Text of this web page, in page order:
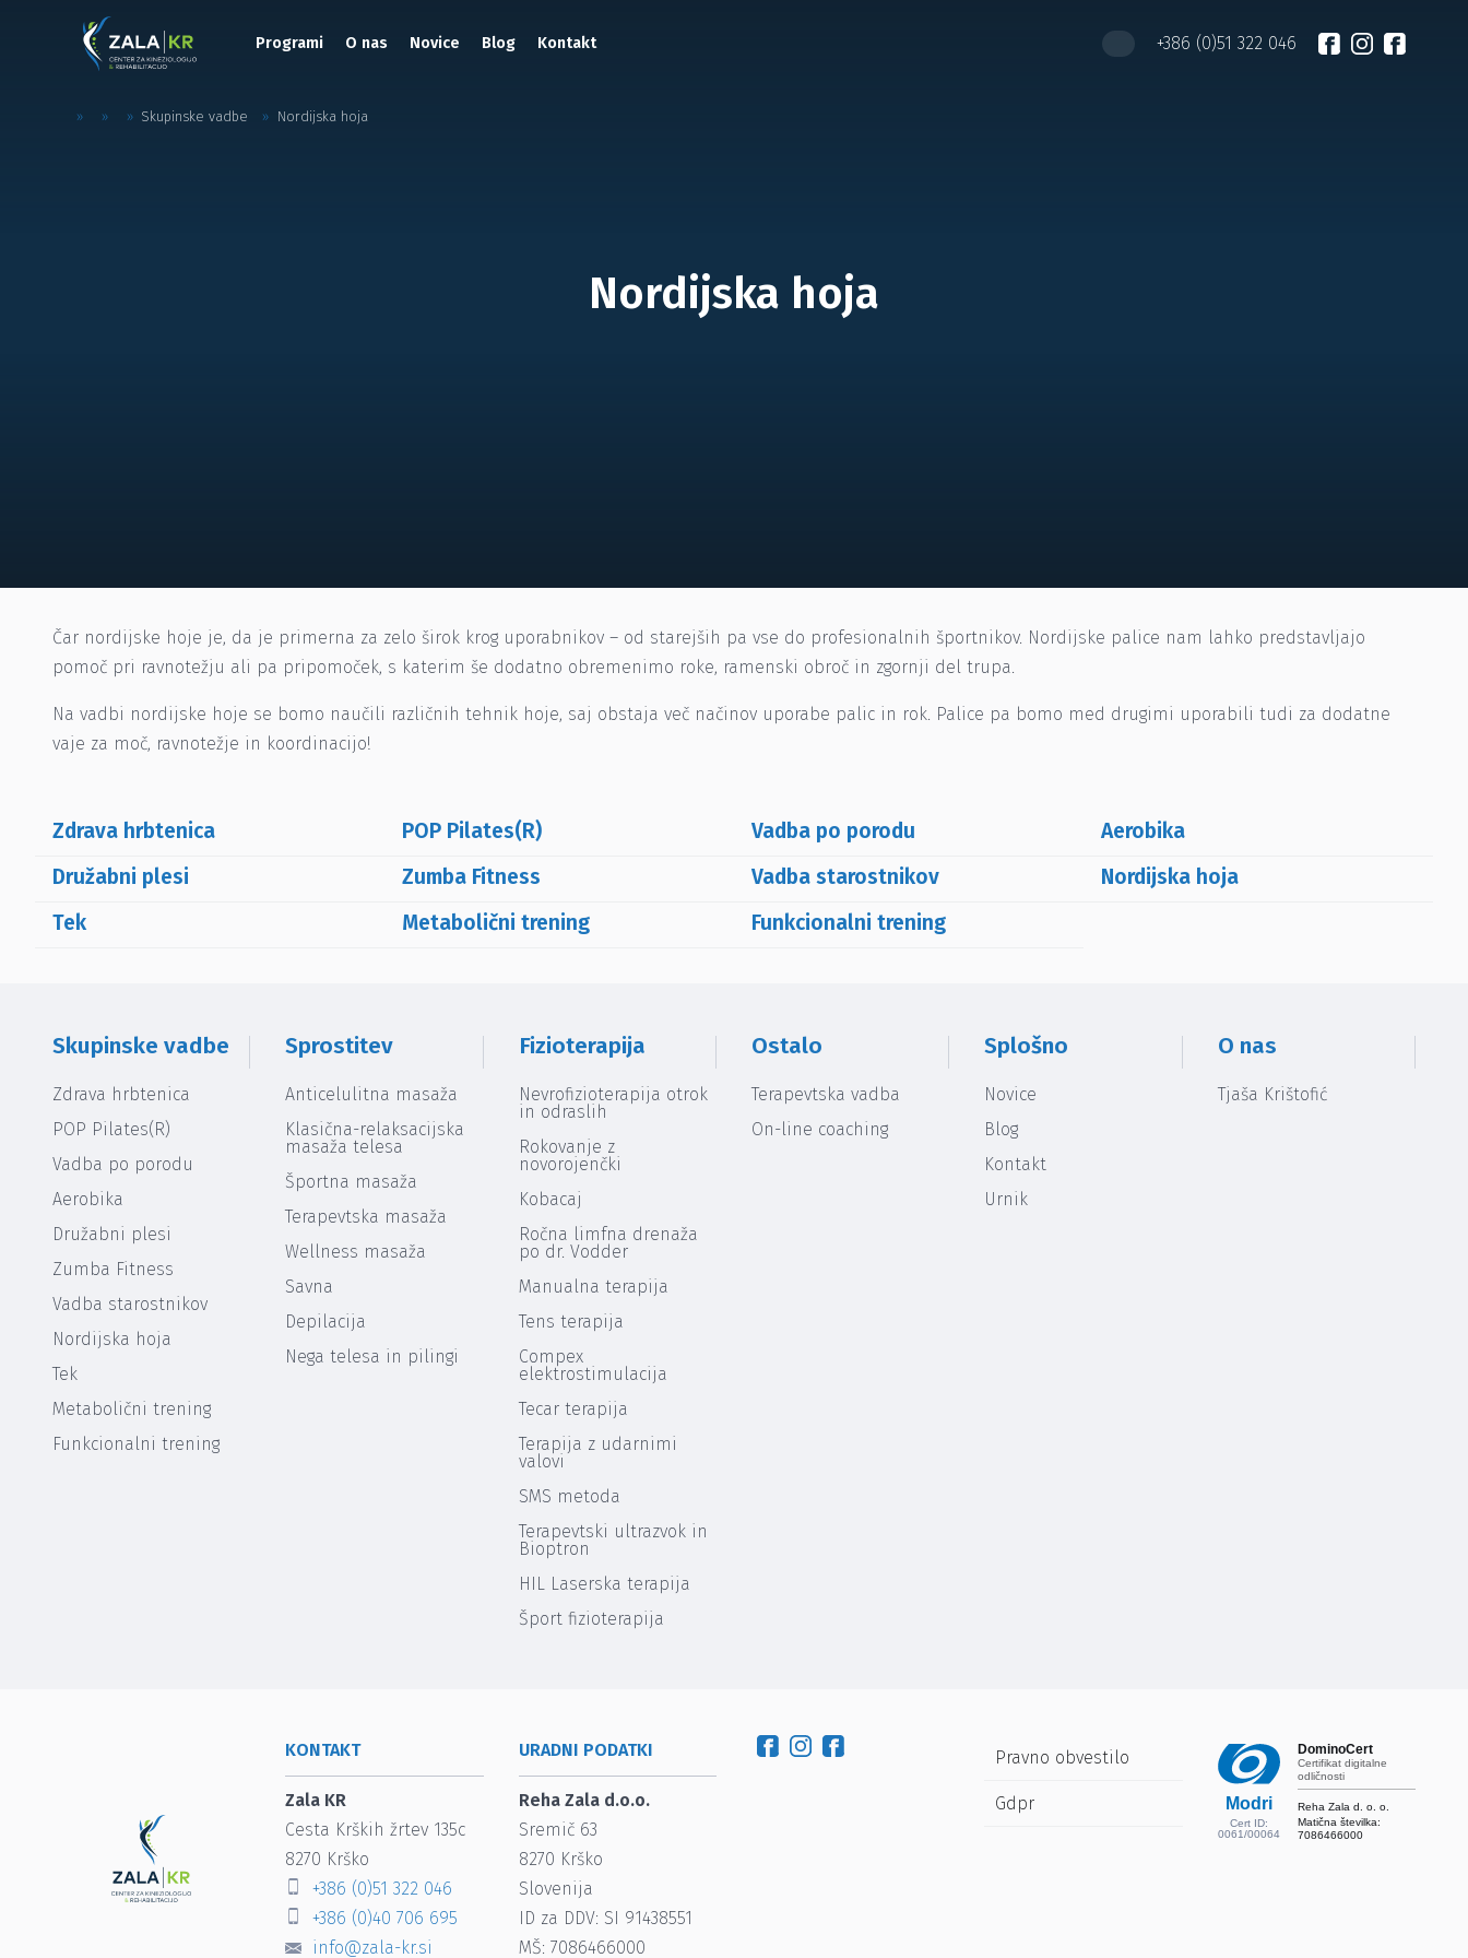
Programi O nas Novice Blog Kontakt +386 (0)51 322 046
» » » Skupinske vadbe » Nordijska hoja
Nordijska hoja
Čar nordijske hoje je, da je primerna za zelo širok krog uporabnikov – od starejših pa vse do profesionalnih športnikov. Nordijske palice nam lahko predstavljajo
pomoč pri ravnotežju ali pa pripomoček, s katerim še dodatno obremenimo roke, ramenski obroč in zgornji del trupa.
Na vadbi nordijske hoje se bomo naučili različnih tehnik hoje, saj obstaja več načinov uporabe palic in rok. Palice pa bomo med drugimi uporabili tudi za dodatne
vaje za moč, ravnotežje in koordinacijo!
Zdrava hrbtenica POP Pilates(R) Vadba po porodu
Aerobika
Družabni plesi
Zumba Fitness Vadba starostnikov
Nordijska hoja
Tek
Metabolični trening Funkcionalni trening
Skupinske vadbe
Zdrava hrbtenica
POP Pilates(R)
Vadba po porodu
Aerobika
Družabni plesi
Zumba Fitness
Vadba starostnikov
Nordijska hoja
Tek
Metabolični trening
Funkcionalni trening
Sprostitev
Anticelulitna masaža
Klasična-relaksacijska
masaža telesa
Športna masaža
Terapevtska masaža
Wellness masaža
Savna
Depilacija
Nega telesa in pilingi
Fizioterapija
Nevrofizioterapija otrok
in odraslih
Rokovanje z
novorojenčki
Kobacaj
Ročna limfna drenaža
po dr. Vodder
Manualna terapija
Tens terapija
Compex
elektrostimulacija
Tecar terapija
Terapija z udarnimi
valovi
SMS metoda
Terapevtski ultrazvok in
Bioptron
HIL Laserska terapija
Šport fizioterapija
Ostalo
Terapevtska vadba
On-line coaching
Splošno
Novice
Blog
Kontakt
Urnik
O nas
Tjaša Krištofić
KONTAKT
Zala KR
Cesta Krških žrtev 135c
8270 Krško
+386 (0)51 322 046
+386 (0)40 706 695
info@zala-kr.si
URADNI PODATKI
Reha Zala d.o.o.
Sremič 63
8270 Krško
Slovenija
ID za DDV: SI 91438551
MŠ: 7086466000
Pravno obvestilo
Gdpr Modri
Cert ID:
0061/00064
DominoCert
Certifikat digitalne
odličnosti
Reha Zala d. o. o.
Matična številka:
7086466000